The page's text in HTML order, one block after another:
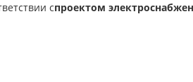
спроектом